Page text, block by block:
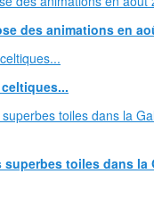
des animations en
toiles dans la